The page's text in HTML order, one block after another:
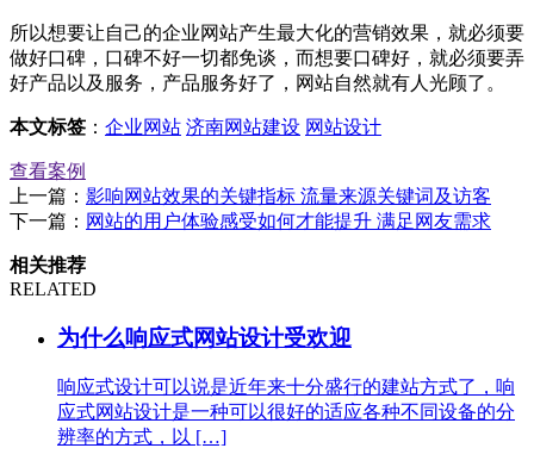
所以想要让自己的企业网站产生最大化的营销效果，就必须要
做好口碑，口碑不好一切都免谈，而想要口碑好，就必须要弄
好产品以及服务，产品服务好了，网站自然就有人光顾了。
本文标签 ： 企业网站 济南网站建设 网站设计
查看案例
上一篇： 影响网站效果的关键指标 流量来源关键词及访客
下一篇： 网站的用户体验感受如何才能提升 满足网友需求
相关推荐
RELATED
为什么响应式网站设计受欢迎
响应式设计可以说是近年来十分盛行的建站方式了，响
应式网站设计是一种可以很好的适应各种不同设备的分
辨率的方式，以 […]